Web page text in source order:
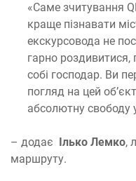
«Саме зчитування
краще пізнавати
екскурсовода не
гарно роздивитися,
собі господар. Ви
погляд на цей
абсолютну свободу
– додає Ілько Лемко,
маршруту.